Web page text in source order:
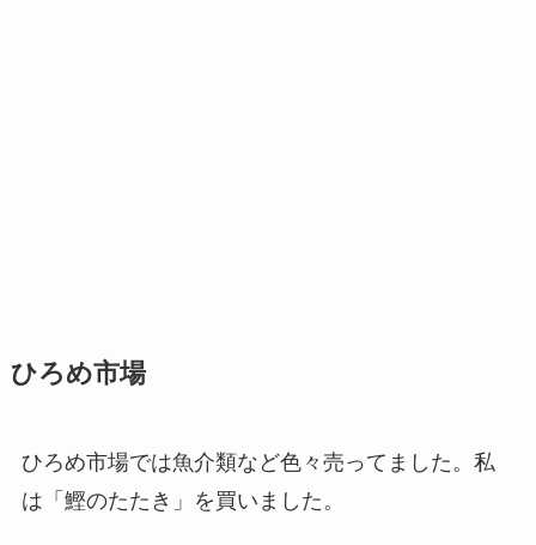
ひろめ市場
ひろめ市場では魚介類など色々売ってました。私
は「鰹のたたき」を買いました。